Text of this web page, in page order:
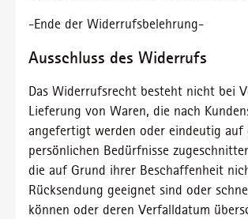
-Ende der Widerrufsbelehrung-
Ausschluss des Widerrufs
Das Widerrufsrecht besteht nicht bei
Lieferung von Waren, die nach
angefertigt werden oder eindeutig auf
persönlichen Bedürfnisse
die auf Grund ihrer Beschaffenheit
Rücksendung geeignet sind oder
können oder deren Verfalldatum